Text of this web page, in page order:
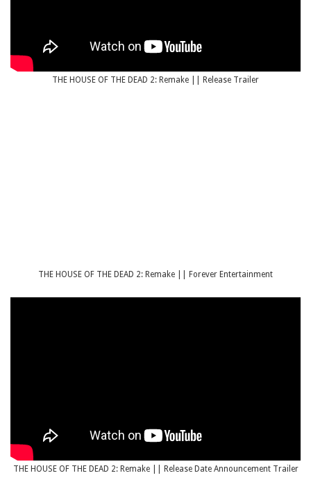
THE HOUSE OF THE DEAD 2: Remake || Release Trailer
THE HOUSE OF THE DEAD 2: Remake || Forever Entertainment
THE HOUSE OF THE DEAD 2: Remake || Release Date Announcement Trailer